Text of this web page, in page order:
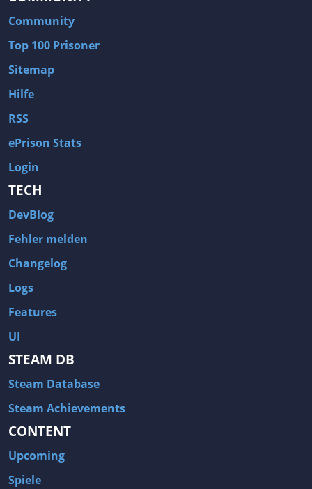
Community
Top 100 Prisoner
Sitemap
Hilfe
RSS
ePrison Stats
Login
TECH
DevBlog
Fehler melden
Changelog
Logs
Features
UI
STEAM DB
Steam Database
Steam Achievements
CONTENT
Upcoming
Spiele